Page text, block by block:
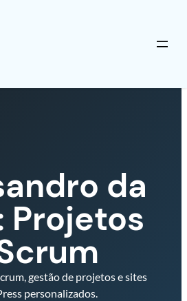
da
Projetos
gestão de projetos e sites
personalizados.